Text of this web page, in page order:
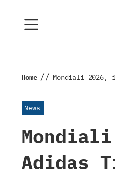
Home // Mondiali
News
Adidas